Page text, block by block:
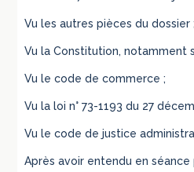
Vu les autres pièces du dossier ;
Vu la Constitution, notamment
Vu le code de commerce ;
Vu la loi n° 73-1193 du 27
Vu le code de justice
Après avoir entendu en séance